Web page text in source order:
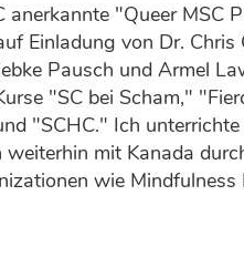
anerkannte "Queer MSC
Einladung von Dr. Chris
Pausch und Armel
"SC bei Scham,"
"SCHC." Ich
mit Kanada
wie Mindfulness